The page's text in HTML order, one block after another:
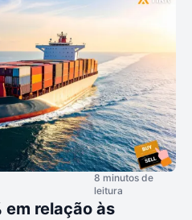
8 minutos de
leitura
em relação às